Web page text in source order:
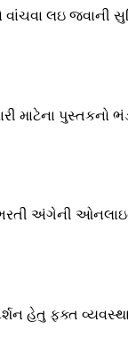
વાંચવા લઇ
માટેના પુસ્તકનો
ભરતી અંગેની
હેતુ ફક્ત